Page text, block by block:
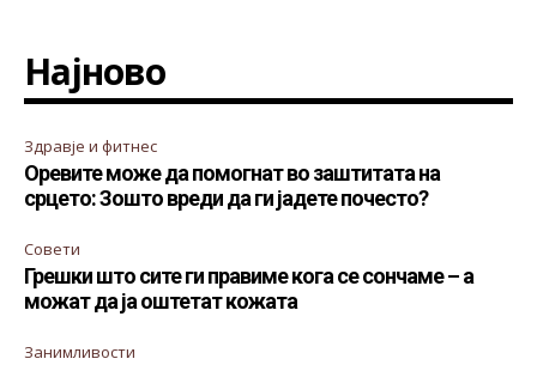
Најново
Здравје и фитнес
Оревите може да помогнат во заштитата на
срцето: Зошто вреди да ги јадете почесто?
Совети
Грешки што сите ги правиме кога се сончаме – а
можат да ја оштетат кожата
Занимливости